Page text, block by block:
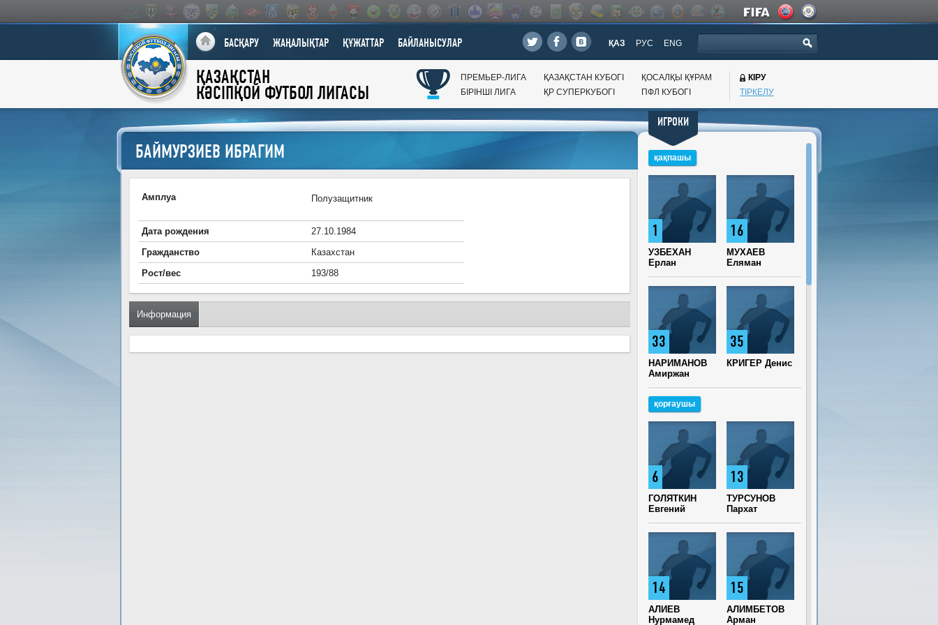
БАСҚАРУ ЖАҢАЛЫҚТАР ҚҰЖАТТАР БАЙЛАНЫСУЛАР ҚАЗ РУС ENG
ҚАЗАҚСТАН
КӘСІПҚОЙ ФУТБОЛ ЛИГАСЫ
ПРЕМЬЕР-ЛИГА
БIРIНШI ЛИГА
ҚАЗАҚСТАН КУБОГI
ҚР CУПЕРКУБОГI
ҚОСАЛҚЫ ҚҰРАМ
ПФЛ КУБОГI
КІРУ
ТІРКЕЛУ
БАЙМУРЗИЕВ ИБРАГИМ
Амплуа Полузащитник
Дата рождения
27.10.1984
Гражданство
Казахстан
Рост/вес
193/88
Информация
ИГРОКИ
қақпашы
1
УЗБЕХАН
Ерлан
16
МУХАЕВ
Еляман
33
НАРИМАНОВ
Амиржан
35
КРИГЕР Денис
қорғаушы
6
ГОЛЯТКИН
Евгений
13
ТУРСУНОВ
Пархат
14
АЛИЕВ
Нурмамед
15
АЛИМБЕТОВ
Арман